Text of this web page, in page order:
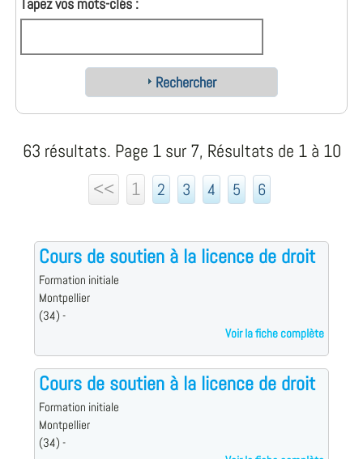
Rechercher
63 résultats. Page 1 sur 7, Résultats de 1 à 10
<<
1 2 3 4 5 6
Cours de soutien à la licence de droit
Formation initiale
Montpellier
(34) -
Voir la fiche complète
Cours de soutien à la licence de droit
Formation initiale
Montpellier
(34) -